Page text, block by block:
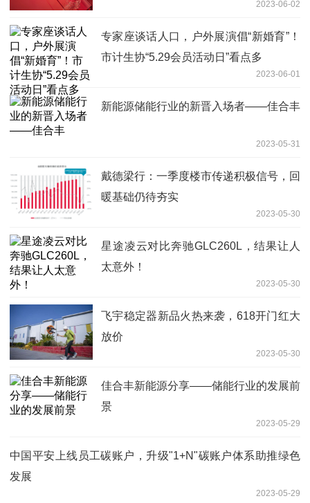
2023-06-02
专家座谈话人口，户外展演倡“新婚育”！
市计生协“5.29会员活动日”看点多
2023-06-01
新能源储能行业的新晋入场者——佳合丰
2023-05-31
戴德梁行：一季度楼市传递积极信号，回
暖基础仍待夯实
2023-05-30
星途凌云对比奔驰GLC260L，结果让人
太意外！
2023-05-30
飞宇稳定器新品火热来袭，618开门红大
放价
2023-05-30
佳合丰新能源分享——储能行业的发展前
景
2023-05-29
中国平安上线员工碳账户，升级"1+N"碳账户体系助推绿色
发展
2023-05-29